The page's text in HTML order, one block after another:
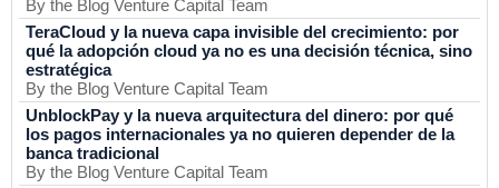
By the Blog Venture Capital Team
TeraCloud y la nueva capa invisible del crecimiento: por
qué la adopción cloud ya no es una decisión técnica, sino
estratégica
By the Blog Venture Capital Team
UnblockPay y la nueva arquitectura del dinero: por qué
los pagos internacionales ya no quieren depender de la
banca tradicional
By the Blog Venture Capital Team